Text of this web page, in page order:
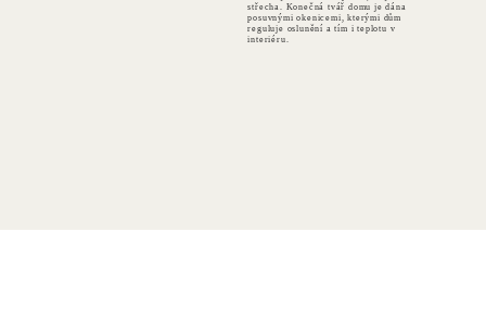
střecha. Konečná tvář domu je dána
posuvnými okenicemi, kterými dům
reguluje oslunění a tím i teplotu v
interiéru.